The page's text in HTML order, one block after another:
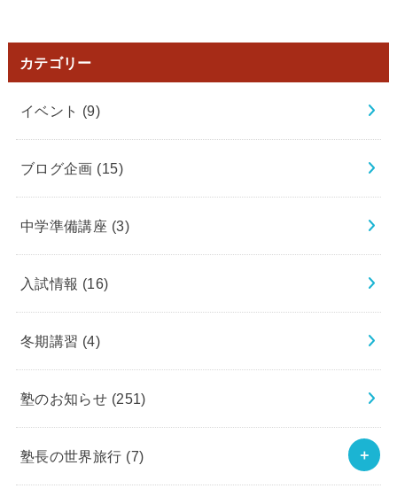
カテゴリー
イベント (9)
ブログ企画 (15)
中学準備講座 (3)
入試情報 (16)
冬期講習 (4)
塾のお知らせ (251)
塾長の世界旅行 (7)